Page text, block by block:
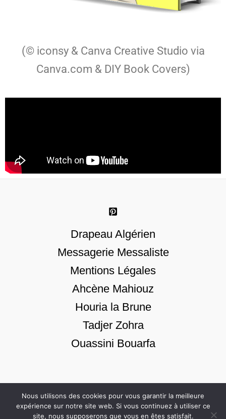
(© iconsy & Canva Creative Studio via
Canva.com & DIY Book Covers)
Drapeau Algérien
Messagerie Messaliste
Mentions Légales
Ahcène Mahiouz
Houria la Brune
Tadjer Zohra
Ouassini Bouarfa
© 2026 | One, Two, Three, Viva Émilie
Nous utilisons des cookies pour vous garantir la meilleure
expérience sur notre site web. Si vous continuez à utiliser ce
site, nous supposerons que vous en êtes satisfait.